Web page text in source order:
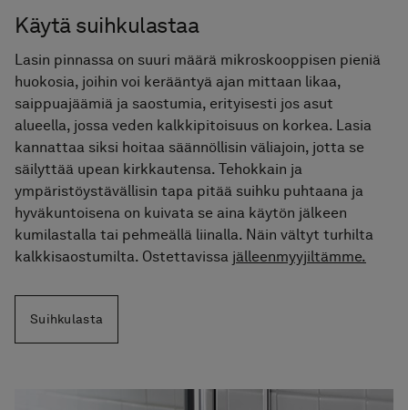
Käytä suihkulastaa
Lasin pinnassa on suuri määrä mikroskooppisen pieniä
huokosia, joihin voi kerääntyä ajan mittaan likaa,
saippuajäämiä ja saostumia, erityisesti jos asut
alueella, jossa veden kalkkipitoisuus on korkea. Lasia
kannattaa siksi hoitaa säännöllisin väliajoin, jotta se
säilyttää upean kirkkautensa. Tehokkain ja
ympäristöystävällisin tapa pitää suihku puhtaana ja
hyväkuntoisena on kuivata se aina käytön jälkeen
kumilastalla tai pehmeällä liinalla. Näin vältyt turhilta
kalkkisaostumilta. Ostettavissa jälleenmyyjiltämme.
Suihkulasta